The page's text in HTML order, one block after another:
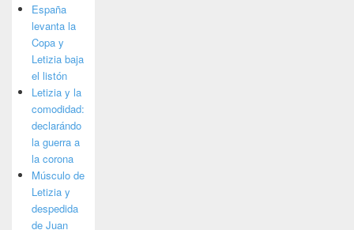
España
levanta la
Copa y
Letizia baja
el listón
Letizia y la
comodidad:
declarándo
la guerra a
la corona
Músculo de
Letizia y
despedida
de Juan